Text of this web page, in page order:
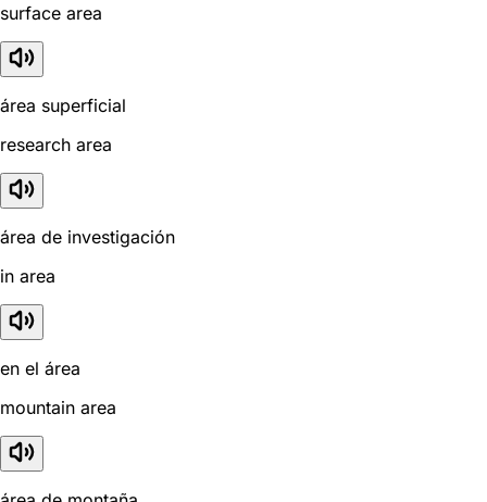
surface area
área superficial
research area
área de investigación
in area
en el área
mountain area